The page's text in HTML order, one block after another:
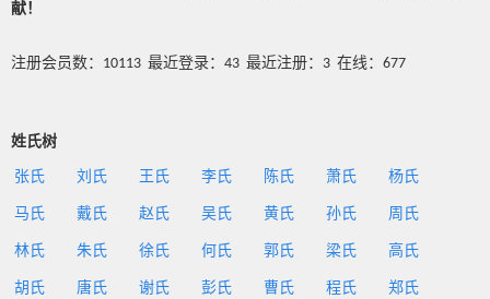
献！
注册会员数：10113 最近登录：43 最近注册：3 在线：677
姓氏树
张氏 刘氏 王氏 李氏 陈氏 萧氏 杨氏
马氏 戴氏 赵氏 吴氏 黄氏 孙氏 周氏
林氏 朱氏 徐氏 何氏 郭氏 梁氏 高氏
胡氏 唐氏 谢氏 彭氏 曹氏 程氏 郑氏